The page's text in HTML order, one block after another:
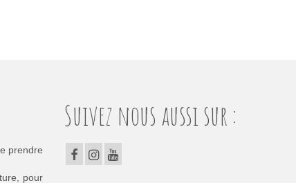
prendre
pour
Suivez nous aussi sur :